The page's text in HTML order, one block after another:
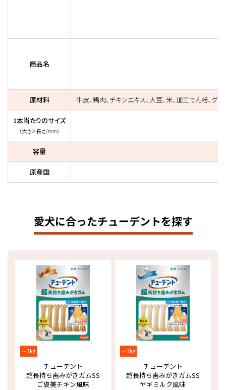
商品名
原材料 牛皮、鶏肉、チキンエキス、大豆、米、加工でん粉、グ
1本当たりのサイズ
（太さ×長さ/mm）
容量
原産国
愛犬に合ったチューデントを探す
～3kg
チューデント
超長持ち歯みがきガムSS
ご褒美チキン風味
～3kg
チューデント
超長持ち歯みがきガムSS
ヤギミルク風味